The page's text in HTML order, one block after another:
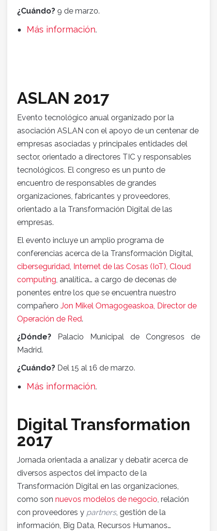
¿Cuándo? 9 de marzo.
Más información.
ASLAN 2017
Evento tecnológico anual organizado por la
asociación ASLAN con el apoyo de un centenar de
empresas asociadas y principales entidades del
sector, orientado a directores TIC y responsables
tecnológicos. El congreso es un punto de
encuentro de responsables de grandes
organizaciones, fabricantes y proveedores,
orientado a la Transformación Digital de las
empresas.
El evento incluye un amplio programa de
conferencias acerca de la Transformación Digital,
ciberseguridad Internet de las Cosas (IoT) Cloud
computing , analítica… a cargo de decenas de
ponentes entre los que se encuentra nuestro
compañero Jon Mikel Omagogeaskoa, Director de
Operación de Red.
¿Dónde? Palacio Municipal de Congresos de
Madrid.
¿Cuándo? Del 15 al 16 de marzo.
Más información.
Digital Transformation
2017
Jornada orientada a analizar y debatir acerca de
diversos aspectos del impacto de la
Transformación Digital en las organizaciones,
como son nuevos modelos de negocio , relación
con proveedores y partners, gestión de la
información, Big Data, Recursos Humanos…